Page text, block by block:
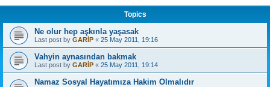
Topics
Ne olur hep aşkınla yaşasak
Last post by GARİP « 25 May 2011, 19:16
Vahyin aynasından bakmak
Last post by GARİP « 25 May 2011, 19:14
Namaz Sosyal Hayatımıza Hakim Olmalıdır